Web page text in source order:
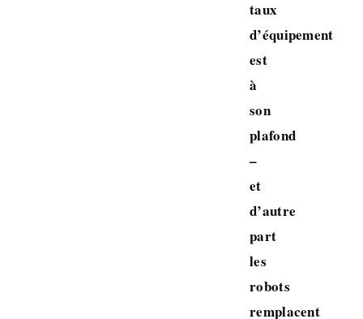
taux
d’équipement
est
à
son
plafond
–
et
d’autre
part
les
robots
remplacent